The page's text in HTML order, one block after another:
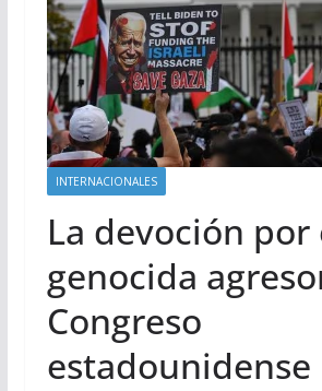
INTERNACIONALES
La devoción por
genocida
Congreso
estadounidense